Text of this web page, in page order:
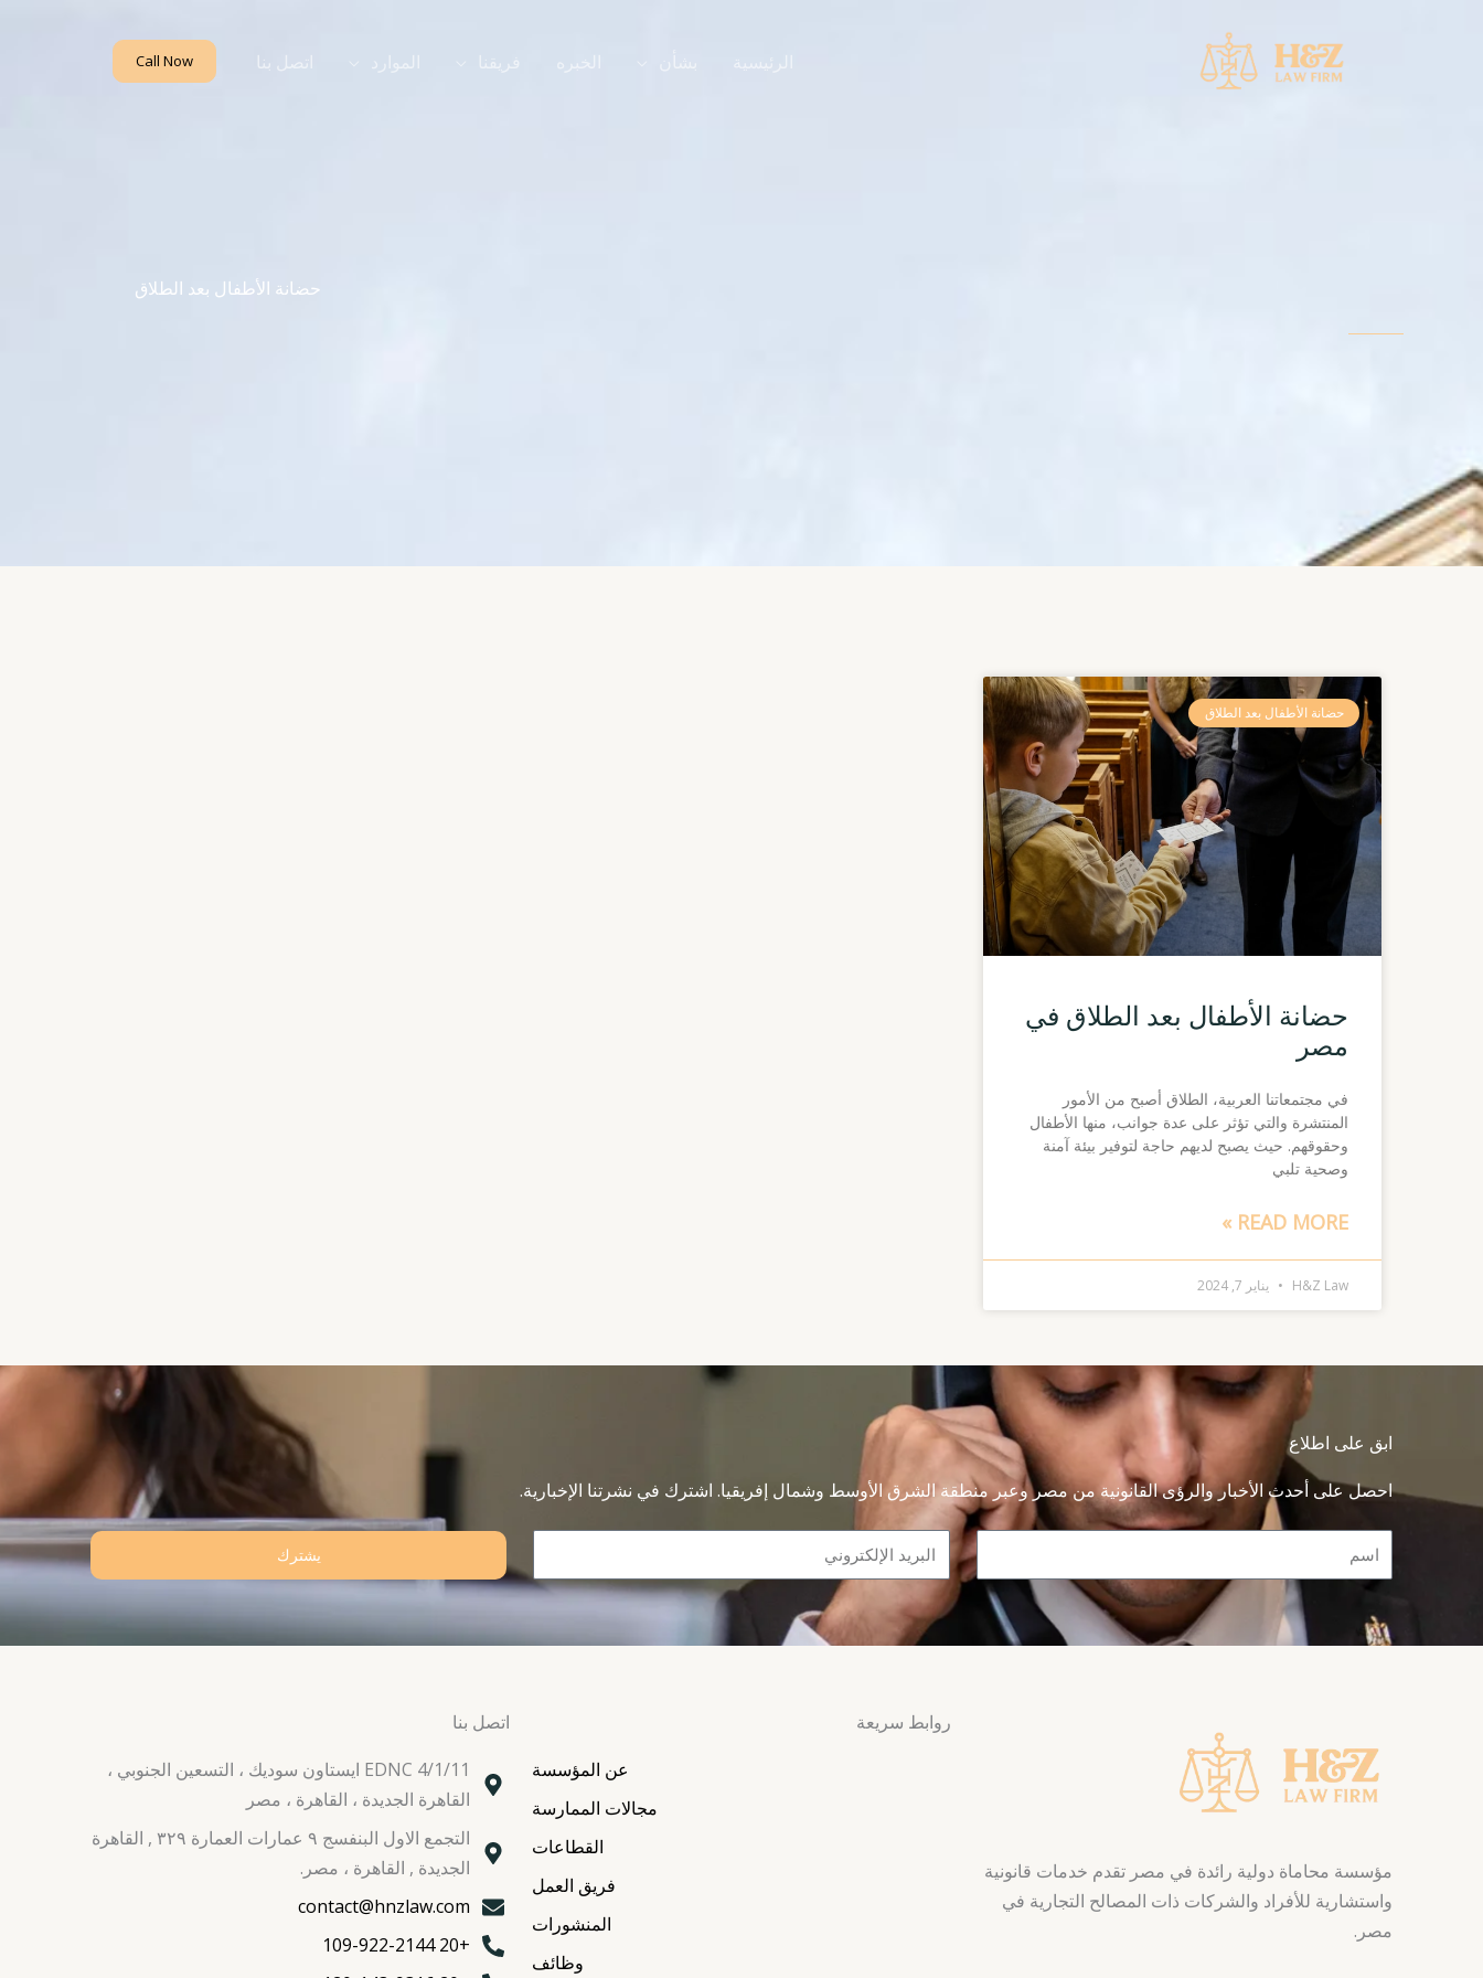
الرئيسية بشأن الخبره فريقنا الموارد اتصل بنا Call Now
حضانة الأطفال بعد الطلاق
حضانة الأطفال بعد الطلاق
حضانة الأطفال بعد الطلاق في
مصر
في مجتمعاتنا العربية، الطلاق أصبح من الأمور
المنتشرة والتي تؤثر على عدة جوانب، منها الأطفال
وحقوقهم. حيث يصبح لديهم حاجة لتوفير بيئة آمنة
وصحية تلبي
READ MORE »
H&Z Law يناير 7, 2024
ابق على اطلاع
احصل على أحدث الأخبار والرؤى القانونية من مصر وعبر منطقة الشرق الأوسط وشمال إفريقيا. اشترك في نشرتنا الإخبارية.
Name
Email يشترك
مؤسسة محاماة دولية رائدة في مصر تقدم خدمات قانونية
واستشارية للأفراد والشركات ذات المصالح التجارية في
مصر.
روابط سريعة
عن المؤسسة
مجالات الممارسة
القطاعات
فريق العمل
المنشورات
وظائف
اتصل بنا
EDNC 4/1/11 ايستاون سوديك ، التسعين الجنوبي ،
القاهرة الجديدة ، القاهرة ، مصر
التجمع الاول البنفسج ٩ عمارات العمارة ٣٢٩ , القاهرة
الجديدة , القاهرة ، مصر.
contact@hnzlaw.com
+20 109-922-2144